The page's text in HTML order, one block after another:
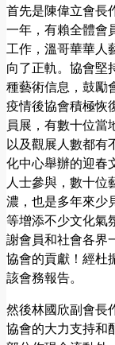
首先是陳偉立會長
一年，有賴全體會
工作，溫哥華華人
向了正軌。協會堅
種藝術信息，鼓勵
疫情後協會積極恢
員展，有數十位當
以及觀展人數都有
化中心舉辦的迎春
人士參與，數十位
濃，也是多年來少
等增添不少文化氣
謝會員和社會各界
協會的貢獻！經杜
該會務報告。
然後林國欣副會長
協會的大力支持和